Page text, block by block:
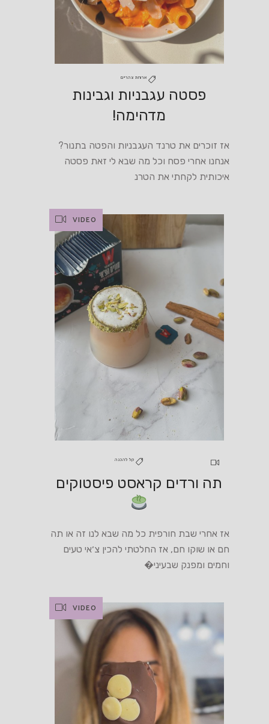
ארוחת צהריים
פסטה עגבניות וגבינות
מדהימה!
אז זוכרים את טרנד העגבניות והפטה בתנור?
אנחנו אחרי פסח וכל מה שבא לי זאת פסטה
איכותית לקחתי את הטרנ
VIDEO
קל להכנה
תה ורדים קראסט פיסטוקים
אז אחרי שבת חורפית כל מה שבא לנו זה או תה
חם או שוקו חם, אז החלטתי להכין צ׳אי טעים
וחמים ומפנק שבעיני�
VIDEO